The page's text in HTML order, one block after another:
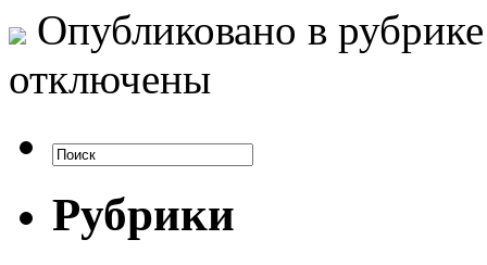
Опубликовано в
отключены
Рубрики